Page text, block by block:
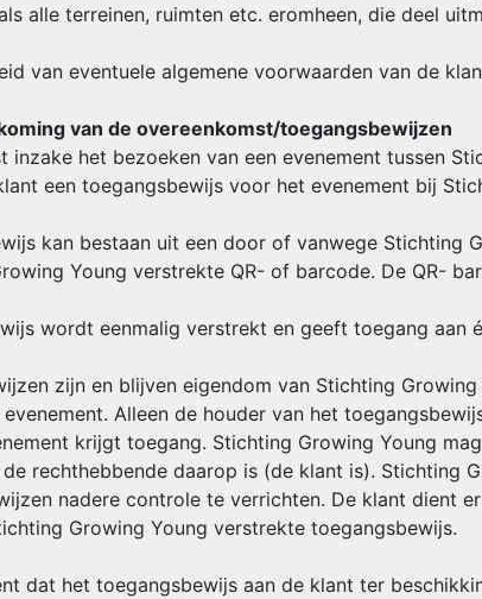
alle terreinen, ruimten etc. eromheen, die deel
van eventuele algemene voorwaarden van de
van de overeenkomst/toegangsbewijzen
inzake het bezoeken van een evenement tussen
een toegangsbewijs voor het evenement bij
kan bestaan uit een door of vanwege
Young verstrekte QR- of barcode. De QR-
wordt eenmalig verstrekt en geeft toegang aan
zijn en blijven eigendom van Stichting
Alleen de houder van het
krijgt toegang. Stichting Growing Young
rechthebbende daarop is (de klant is). Stichting
nadere controle te verrichten. De klant dient
Growing Young verstrekte toegangsbewijs.
dat het toegangsbewijs aan de klant ter